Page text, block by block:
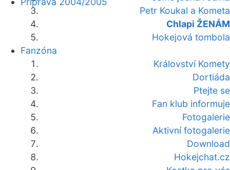
Petr Koukal a Kometa
Chlapi ŽENÁM
Hokejová tombola
Fanzóna
Království Komety
Dortiáda
Ptejte se
Fan klub informuje
Fotogalerie
Aktivní fotogalerie
Download
Hokejchat.cz